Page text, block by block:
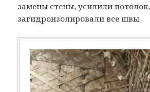
замены стены, усилили потолок,
загидроизолировали все швы.